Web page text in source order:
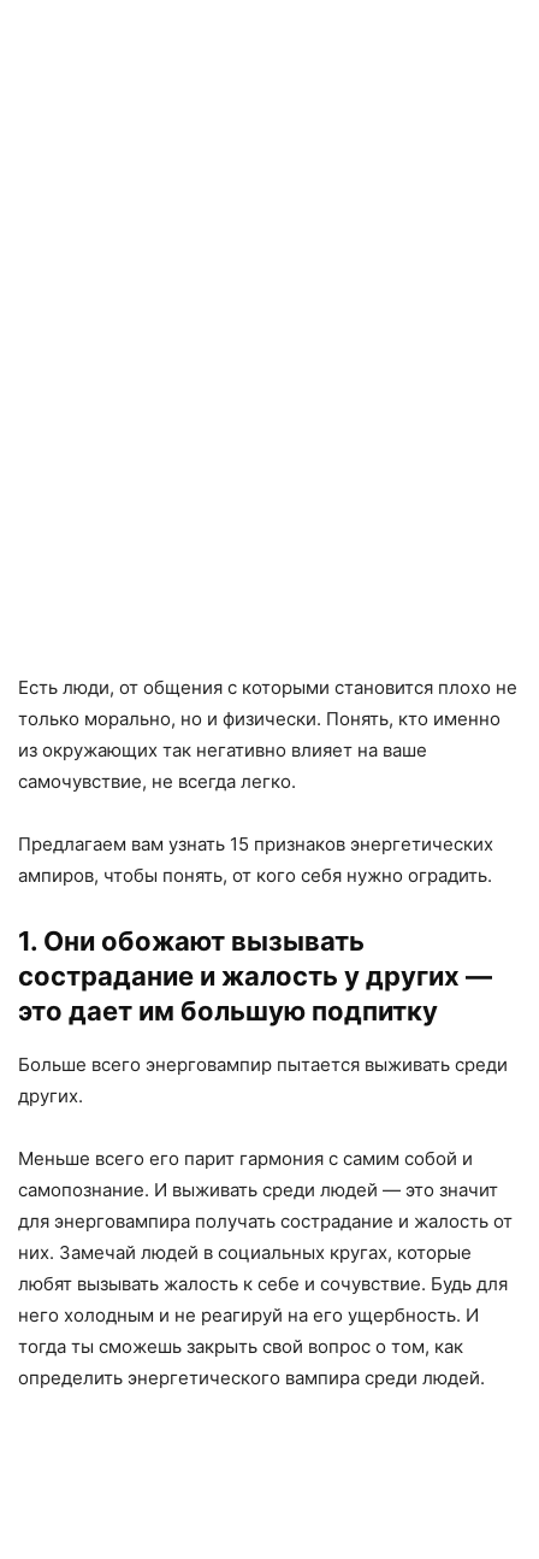
Есть люди, от общения с которыми становится плохо не
только морально, но и физически. Понять, кто именно
из окружающих так негативно влияет на ваше
самочувствие, не всегда легко.
Предлагаем вам узнать 15 признаков энергетических
ампиров, чтобы понять, от кого себя нужно оградить.
1. Они обожают вызывать
сострадание и жалость у других —
это дает им большую подпитку
Больше всего энерговампир пытается выживать среди
других.
Меньше всего его парит гармония с самим собой и
самопознание. И выживать среди людей — это значит
для энерговампира получать сострадание и жалость от
них. Замечай людей в социальных кругах, которые
любят вызывать жалость к себе и сочувствие. Будь для
него холодным и не реагируй на его ущербность. И
тогда ты сможешь закрыть свой вопрос о том, как
определить энергетического вампира среди людей.